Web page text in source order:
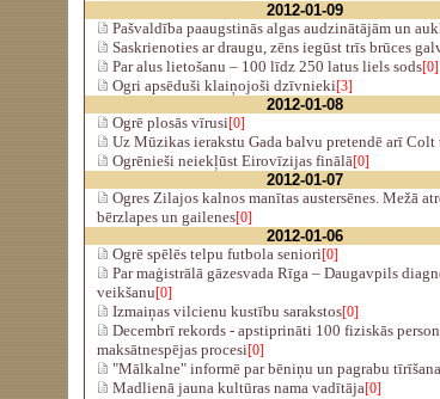
2012-01-09
Pašvaldība paaugstinās algas audzinātājām un
Saskrienoties ar draugu, zēns iegūst trīs brūces
Par alus lietošanu – 100 līdz 250 latus liels sods[0]
Ogri apsēduši klaiņojoši dzīvnieki[3]
2012-01-08
Ogrē plosās vīrusi[0]
Uz Mūzikas ierakstu Gada balvu pretendē arī Colt
Ogrēnieši neiekļūst Eirovīzijas finālā[0]
2012-01-07
Ogres Zilajos kalnos manītas austersēnes. Mežā
bērzlapes un gailenes[0]
2012-01-06
Ogrē spēlēs telpu futbola seniori[0]
Par maģistrālā gāzesvada Rīga – Daugavpils
veikšanu[0]
Izmaiņas vilcienu kustību sarakstos[0]
Decembrī rekords - apstiprināti 100 fiziskās
maksātnespējas procesi[0]
"Mālkalne" informē par bēniņu un pagrabu
Madlienā jauna kultūras nama vadītāja[0]